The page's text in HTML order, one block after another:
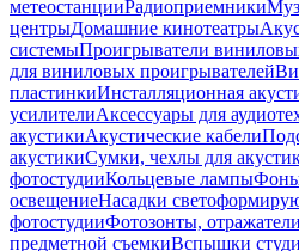
метеостанцииРадиоприемники
центрыДомашние кинотеатры
системыПроигрыватели
для виниловых проигрывателей
пластинкиИнсталляционная
усилителиАксессуары для
акустикиАкустические кабели
акустикиСумки, чехлы для
фотостудииКольцевые лампыФоны
освещениеНасадки
фотостудииФотозонты, отражатели
предметной съемкиВспышки